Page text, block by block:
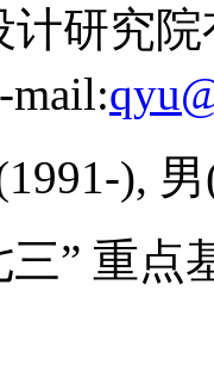
研究
),
三” 重点